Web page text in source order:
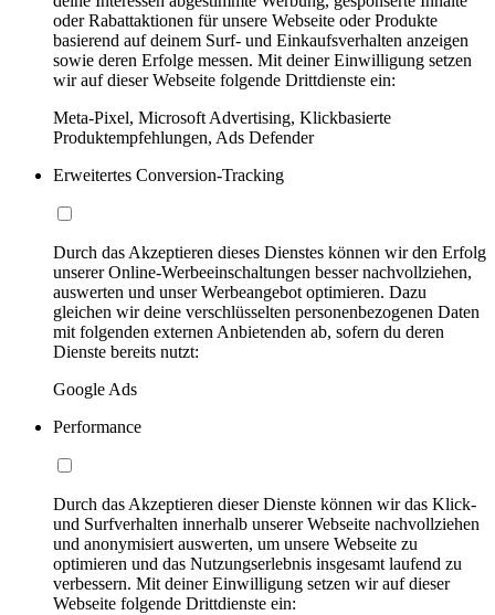
oder Rabattaktionen für unsere Webseite oder Produkte
basierend auf deinem Surf- und Einkaufsverhalten anzeigen
sowie deren Erfolge messen. Mit deiner Einwilligung setzen
wir auf dieser Webseite folgende Drittdienste ein:
Meta-Pixel, Microsoft Advertising, Klickbasierte
Produktempfehlungen, Ads Defender
Erweitertes Conversion-Tracking
Durch das Akzeptieren dieses Dienstes können wir den Erfolg
unserer Online-Werbeeinschaltungen besser nachvollziehen,
auswerten und unser Werbeangebot optimieren. Dazu
gleichen wir deine verschlüsselten personenbezogenen Daten
mit folgenden externen Anbietenden ab, sofern du deren
Dienste bereits nutzt:
Google Ads
Performance
Durch das Akzeptieren dieser Dienste können wir das Klick-
und Surfverhalten innerhalb unserer Webseite nachvollziehen
und anonymisiert auswerten, um unsere Webseite zu
optimieren und das Nutzungserlebnis insgesamt laufend zu
verbessern. Mit deiner Einwilligung setzen wir auf dieser
Webseite folgende Drittdienste ein: